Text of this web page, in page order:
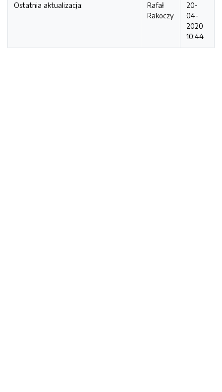
Ostatnia aktualizacja:
Rafał
Rakoczy
20-
04-
2020
10:44